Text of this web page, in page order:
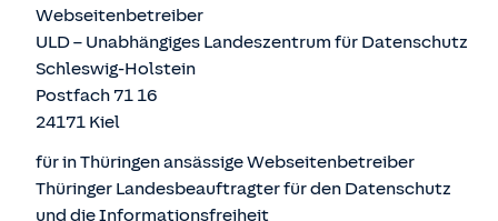
Webseitenbetreiber
ULD – Unabhängiges Landeszentrum für Datenschutz
Schleswig-Holstein
Postfach 71 16
24171 Kiel
für in Thüringen ansässige Webseitenbetreiber
Thüringer Landesbeauftragter für den Datenschutz
und die Informationsfreiheit